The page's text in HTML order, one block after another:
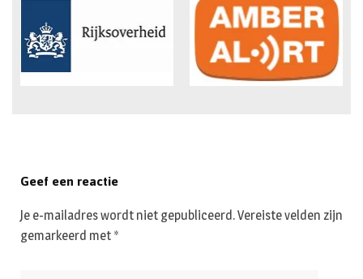
Geef een reactie
Je e-mailadres wordt niet gepubliceerd.Vereiste velden zijn
gemarkeerd met *